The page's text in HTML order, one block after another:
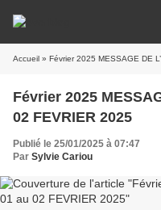
Accueil » Février 2025 MESSAGE DE
Février 2025
02 FEVRIER 2025
Publié le 25/01/2025 à 07:47
Par Sylvie Cariou